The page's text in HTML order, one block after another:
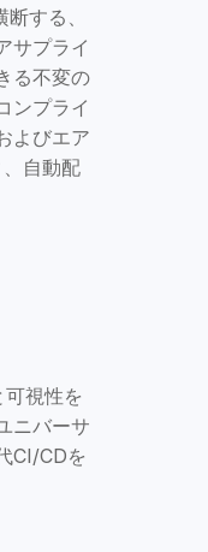
する、
サプライ
る不変の
ンプライ
よびエア
自動配
視性を
ニバーサ
CI/CDを